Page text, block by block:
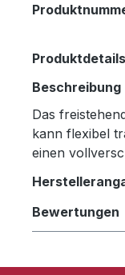
Produktdetails
Beschreibung
Das
kann flexibel
einen
Bewertungen